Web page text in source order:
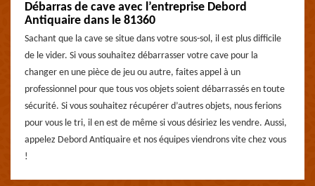
Débarras de cave avec l’entreprise Debord
Antiquaire dans le 81360
Sachant que la cave se situe dans votre sous-sol, il est plus difficile
de le vider. Si vous souhaitez débarrasser votre cave pour la
changer en une pièce de jeu ou autre, faites appel à un
professionnel pour que tous vos objets soient débarrassés en toute
sécurité. Si vous souhaitez récupérer d’autres objets, nous ferions
pour vous le tri, il en est de même si vous désiriez les vendre. Aussi,
appelez Debord Antiquaire et nos équipes viendrons vite chez vous
!